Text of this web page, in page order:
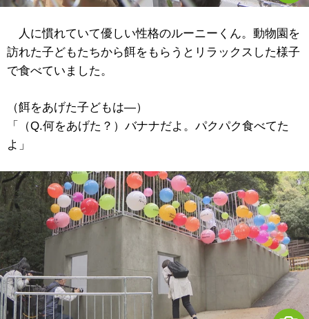
人に慣れていて優しい性格のルーニーくん。動物園を
訪れた子どもたちから餌をもらうとリラックスした様子
で食べていました。
（餌をあげた子どもは―）
「（Q.何をあげた？）バナナだよ。パクパク食べてた
よ」